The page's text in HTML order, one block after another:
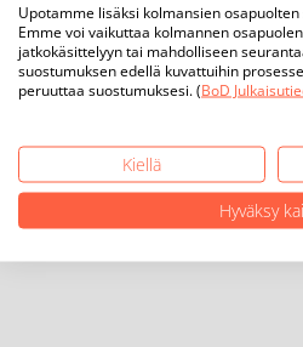
Upotamme lisäksi kolmansien
Emme voi vaikuttaa kolmannen
jatkokäsittelyyn tai mahdolliseen
suostumuksen edellä kuvattuihin
peruuttaa suostumuksesi. (BoD
Kiellä
Hyväksy